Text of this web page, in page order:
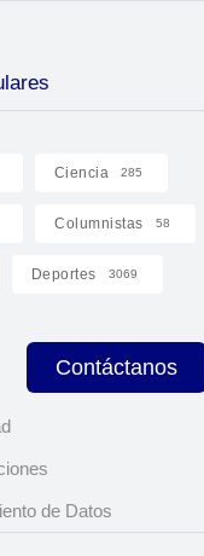
Ciencia 285
Columnistas 58
Deportes 3069
Contáctanos
de Datos